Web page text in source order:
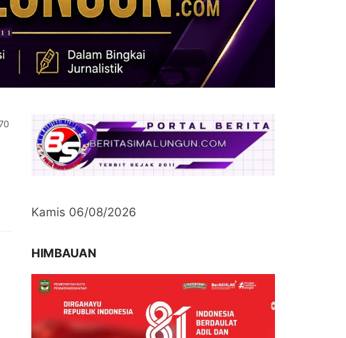
Kamis 06/08/2026
HIMBAUAN